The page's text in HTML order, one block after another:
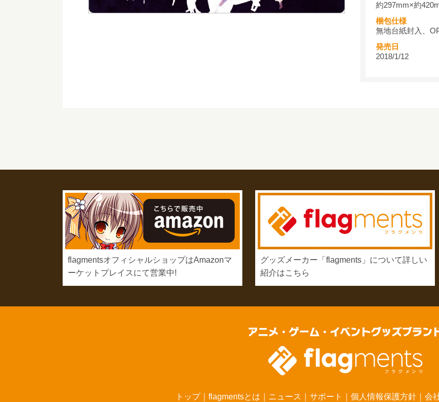
約297mm×約
梱包仕様
無地台紙封入、
発売日
2018/1/12
flagmentsオフィシャルショップはAmazonマ
ーケットプレイスにて営業中!
グッズメーカー「flagments」について詳しい
紹介はこちら
トップ｜ flagmentsとは ニュース サポート 個人情報保護方針｜ 会